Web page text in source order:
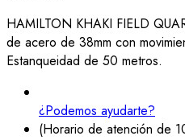
HAMILTON KHAKI FIELD
de acero de 38mm con
Estanqueidad de 50 metros.
¿Podemos ayudarte?
(Horario de atención de